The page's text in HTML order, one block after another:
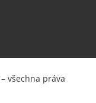
všechna práva